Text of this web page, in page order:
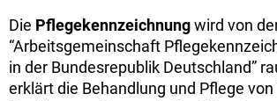
Die Pflegekennzeichnung wird von
“Arbeitsgemeinschaft
in der Bundesrepublik Deutschland”
erklärt die Behandlung und Pflege